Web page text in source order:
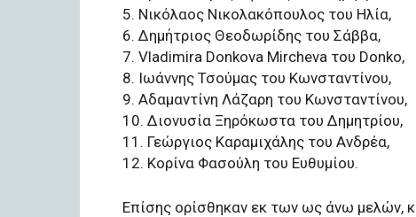
5. Νικόλαος Νικολακόπουλος του Ηλία,
6. Δημήτριος Θεοδωρίδης του Σάββα,
7. Vladimira Donkova Mircheva του Donko,
8. Ιωάννης Τσούμας του Κωνσταντίνου,
9. Αδαμαντίνη Λάζαρη του Κωνσταντίνου,
10. Διονυσία Ξηρόκωστα του Δημητρίου,
11. Γεώργιος Καραμιχάλης του Ανδρέα,
12. Κορίνα Φασούλη του Ευθυμίου.
Επίσης ορίσθηκαν εκ των ως άνω μελών,